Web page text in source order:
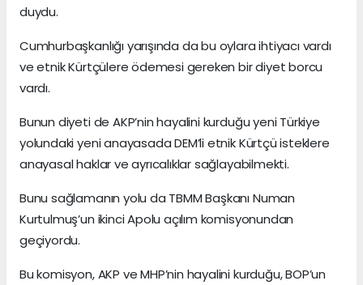
duydu.
Cumhurbaşkanlığı yarışında da bu oylara ihtiyacı vardı
ve etnik Kürtçülere ödemesi gereken bir diyet borcu
vardı.
Bunun diyeti de AKP’nin hayalini kurduğu yeni Türkiye
yolundaki yeni anayasada DEM’li etnik Kürtçü isteklere
anayasal haklar ve ayrıcalıklar sağlayabilmekti.
Bunu sağlamanın yolu da TBMM Başkanı Numan
Kurtulmuş’un ikinci Apolu açılım komisyonundan
geçiyordu.
Bu komisyon, AKP ve MHP’nin hayalini kurduğu, BOP’un